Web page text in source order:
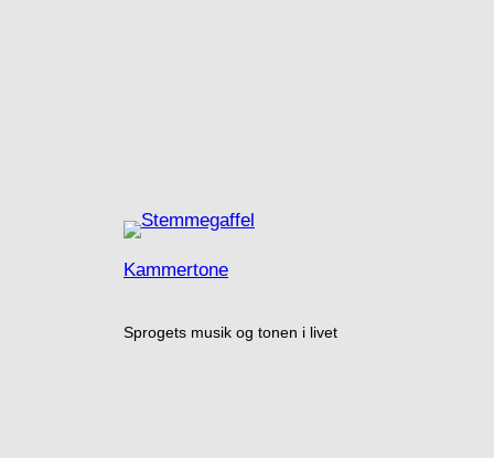
Kammertone
Sprogets musik og tonen i livet